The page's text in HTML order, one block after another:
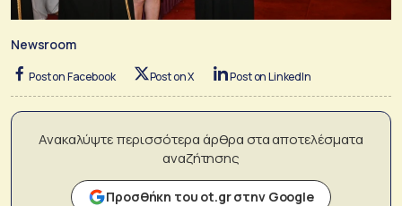
Newsroom
Post on Facebook Post on X Post on LinkedIn
Ανακαλύψτε περισσότερα άρθρα στα αποτελέσματα
αναζήτησης
Προσθήκη του ot.gr στην Google